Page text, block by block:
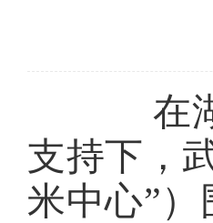
在湖
支持下，
米中心”